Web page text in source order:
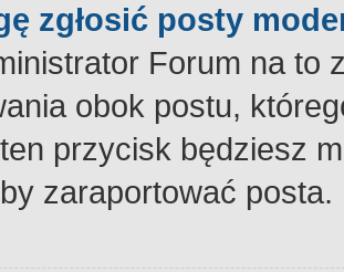
zgłosić posty
Forum na to
obok postu,
przycisk będziesz
zaraportować posta.